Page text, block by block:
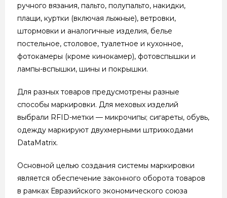
ручного вязания, пальто, полупальто, накидки,
плащи, куртки (включая лыжные), ветровки,
штормовки и аналогичные изделия, белье
постельное, столовое, туалетное и кухонное,
фотокамеры (кроме кинокамер), фотовспышки и
лампы-вспышки, шины и покрышки.
Для разных товаров предусмотрены разные
способы маркировки. Для меховых изделий
выбрали RFID-метки — микрочипы; сигареты, обувь,
одежду маркируют двухмерными штрихкодами
DataMatrix.
Основной целью создания системы маркировки
является обеспечение законного оборота товаров
в рамках Евразийского экономического союза